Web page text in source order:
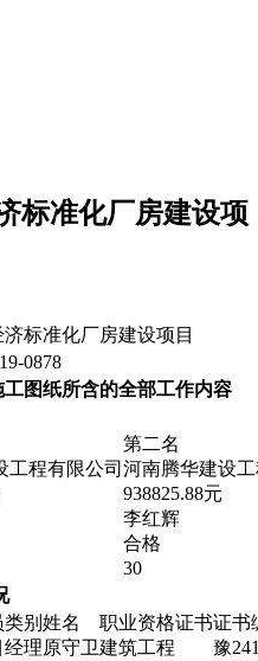
标准化厂房建设项
标准化厂房建设项目
0878
图纸所含的全部工作内容
第二名
工程有限公司 河南腾华建设
938825.88元
李红辉
合格
30
类别 姓名 职业资格证书证书
经理原守卫建筑工程
豫